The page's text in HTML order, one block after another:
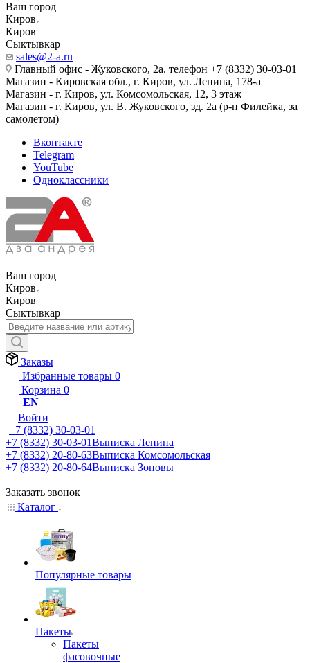
Ваш город
Киров
Киров
Сыктывкар
sales@2-a.ru
Главный офис - Жуковского, 2а. телефон +7 (8332) 30-03-01
Магазин - Кировская обл., г. Киров, ул. Ленина, 178-а
Магазин - г. Киров, ул. Комсомольская, 12, 3 этаж
Магазин - г. Киров, ул. В. Жуковского, зд. 2а (р-н Филейка, за
самолетом)
Вконтакте
Telegram
YouTube
Одноклассники
Ваш город
Киров
Киров
Сыктывкар
Заказы
Избранные товары 0
Корзина 0
EN
Войти
+7 (8332) 30-03-01
+7 (8332) 30-03-01Выписка Ленина
+7 (8332) 20-80-63Выписка Комсомольская
+7 (8332) 20-80-64Выписка Зоновы
Заказать звонок
Каталог
Популярные товары
Пакеты
Пакеты
фасовочные